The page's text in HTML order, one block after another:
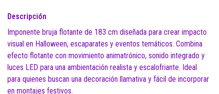
Descripción
Imponente bruja flotante de 183 cm diseñada para crear impacto
visual en Halloween, escaparates y eventos temáticos. Combina
efecto flotante con movimiento animatrónico, sonido integrado y
luces LED para una ambientación realista y escalofriante. Ideal
para quienes buscan una decoración llamativa y fácil de incorporar
en montajes festivos.